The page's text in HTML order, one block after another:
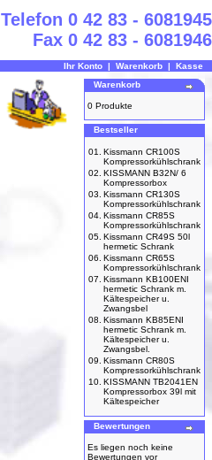
Telefon 0 42 83 - 6081945
Fax 0 42 83 - 6081946
Ihr Konto | Warenkorb | Kasse
Warenkorb
0 Produkte
Bestseller
01.
Kissmann CR100S
Kompressorkühlschrank
02. KISSMANN B32N/ 6
Kompressorbox
03. Kissmann CR130S
Kompressorkühlschrank
04. Kissmann CR85S
Kompressorkühlschrank
05. Kissmann CR49S 50l
hermetic Schrank
06. Kissmann CR65S
Kompressorkühlschrank
07. Kissmann KB100ENI
hermetic Schrank m.
Kältespeicher u.
Zwangsbel
08. Kissmann KB85ENI
hermetic Schrank m.
Kältespeicher u.
Zwangsbel.
09. Kissmann CR80S
Kompressorkühlschrank
10. KISSMANN TB2041EN
Kompressorbox 39l mit
Kältespeicher
Bewertungen
Es liegen noch keine
Bewertungen vor